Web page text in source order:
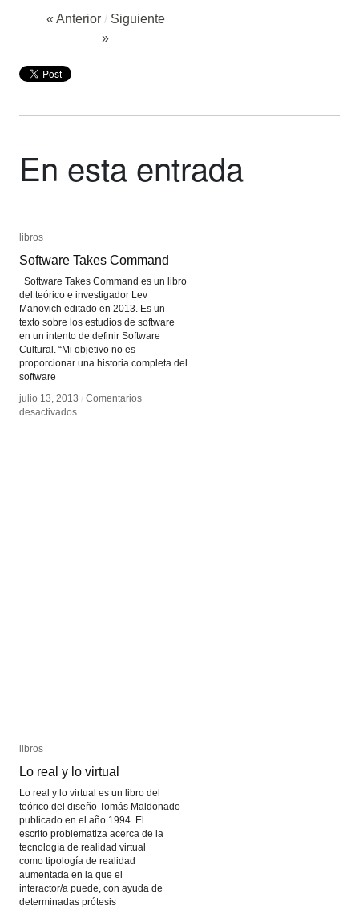
« Anterior / Siguiente
»
En esta entrada
libros
Software Takes Command
Software Takes Command es un libro
del teórico e investigador Lev
Manovich editado en 2013. Es un
texto sobre los estudios de software
en un intento de definir Software
Cultural. “Mi objetivo no es
proporcionar una historia completa del
software
julio 13, 2013 / Comentarios
desactivadosen
libros
Software Takes Command
julio 13, 2013 / Comentarios
desactivadosen
libros
Lo real y lo virtual
Lo real y lo virtual es un libro del
teórico del diseño Tomás Maldonado
publicado en el año 1994. El
escrito problematiza acerca de la
tecnología de realidad virtual
como tipología de realidad
aumentada en la que el
interactor/a puede, con ayuda de
determinadas prótesis
libros
Lo real y lo virtual